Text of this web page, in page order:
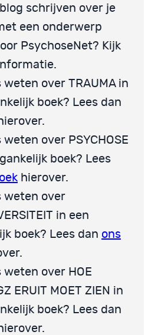
schrijven over je
een onderwerp
PsychoseNet? Kijk
weten over TRAUMA in
boek? Lees dan
weten over PSYCHOSE
boek? Lees
hierover.
weten over
in een
boek? Lees dan ons
weten over HOE
ERUIT MOET ZIEN in
boek? Lees dan